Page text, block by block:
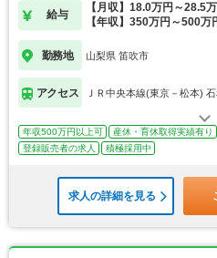
給与
【月収】18.0万円～28.5
【年収】350万円～500万
勤務地 山梨県 笛吹市
アクセス ＪＲ中央本線(東京－松本)
年収500万円以上可 産休・育休取得実績有り
登録販売者の求人
積極採用中
求人の詳細を見る